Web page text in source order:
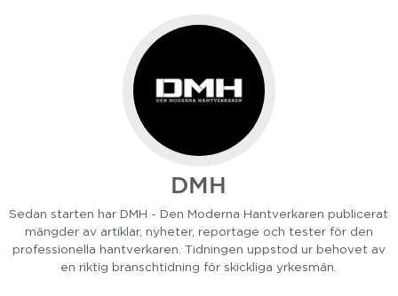
DMH
Sedan starten har DMH - Den Moderna Hantverkaren publicerat
mängder av artiklar, nyheter, reportage och tester för den
professionella hantverkaren. Tidningen uppstod ur behovet av
en riktig branschtidning för skickliga yrkesmän.